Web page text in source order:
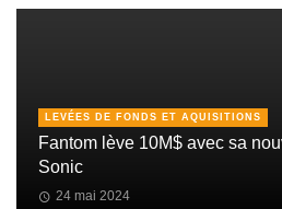
LEVÉES DE FONDS ET AQUISITIONS
Fantom lève 10M$ avec sa
Sonic
24 mai 2024